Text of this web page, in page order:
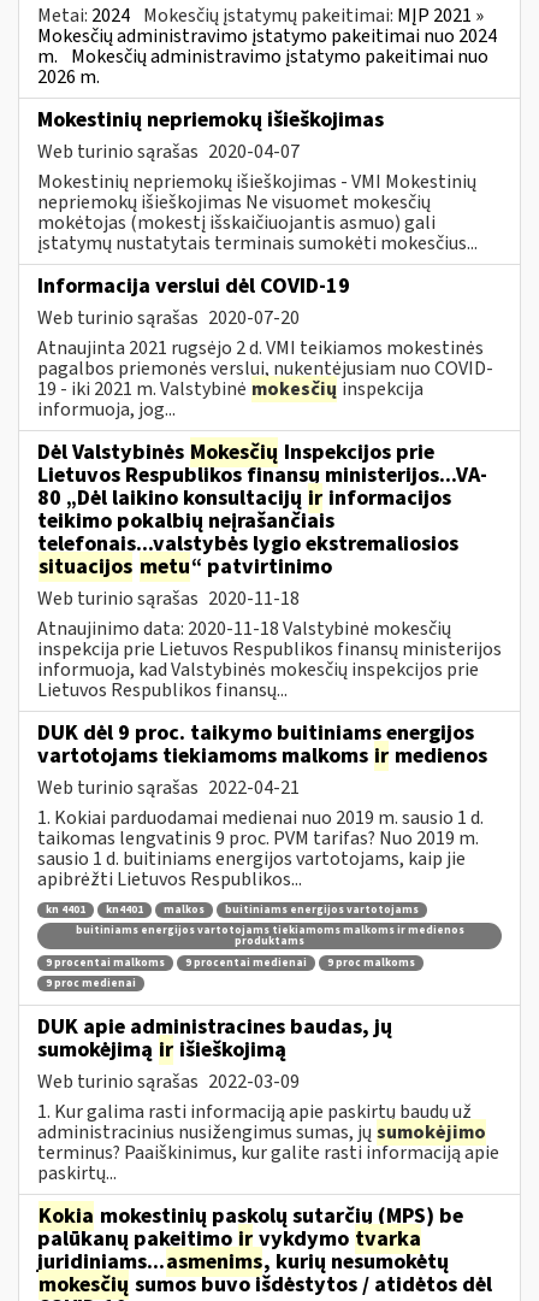
Metai: 2024 Mokesčių įstatymų pakeitimai: MĮP 2021 »
Mokesčių administravimo įstatymo pakeitimai nuo 2024
m. Mokesčių administravimo įstatymo pakeitimai nuo
2026 m.
Mokestinių nepriemokų išieškojimas
Web turinio sąrašas 2020-04-07
Mokestinių nepriemokų išieškojimas - VMI Mokestinių
nepriemokų išieškojimas Ne visuomet mokesčių
mokėtojas (mokestį išskaičiuojantis asmuo) gali
įstatymų nustatytais terminais sumokėti mokesčius...
Informacija verslui dėl COVID-19
Web turinio sąrašas 2020-07-20
Atnaujinta 2021 rugsėjo 2 d. VMI teikiamos mokestinės
pagalbos priemonės verslui, nukentėjusiam nuo COVID-
19 - iki 2021 m. Valstybinė mokesčių inspekcija
informuoja, jog...
Dėl Valstybinės Mokesčių Inspekcijos prie
Lietuvos Respublikos finansų ministerijos...VA-
80 „Dėl laikino konsultacijų ir informacijos
teikimo pokalbių neįrašančiais
telefonais...valstybės lygio ekstremaliosios
situacijos metu“ patvirtinimo
Web turinio sąrašas 2020-11-18
Atnaujinimo data: 2020-11-18 Valstybinė mokesčių
inspekcija prie Lietuvos Respublikos finansų ministerijos
informuoja, kad Valstybinės mokesčių inspekcijos prie
Lietuvos Respublikos finansų...
DUK dėl 9 proc. taikymo buitiniams energijos
vartotojams tiekiamoms malkoms ir medienos
Web turinio sąrašas 2022-04-21
1. Kokiai parduodamai medienai nuo 2019 m. sausio 1 d.
taikomas lengvatinis 9 proc. PVM tarifas? Nuo 2019 m.
sausio 1 d. buitiniams energijos vartotojams, kaip jie
apibrėžti Lietuvos Respublikos...
kn 4401 kn4401 malkos
buitiniams energijos vartotojams
buitiniams energijos vartotojams tiekiamoms malkoms ir medienos
produktams
9 procentai malkoms
9 procentai medienai
9 proc malkoms
9 proc medienai
DUK apie administracines baudas, jų
sumokėjimą ir išieškojimą
Web turinio sąrašas 2022-03-09
1. Kur galima rasti informaciją apie paskirtų baudų už
administracinius nusižengimus sumas, jų sumokėjimo
terminus? Paaiškinimus, kur galite rasti informaciją apie
paskirtų...
Kokia mokestinių paskolų sutarčių (MPS) be
palūkanų pakeitimo ir vykdymo tvarka
juridiniams...asmenims, kurių nesumokėtų
mokesčių sumos buvo išdėstytos / atidėtos dėl